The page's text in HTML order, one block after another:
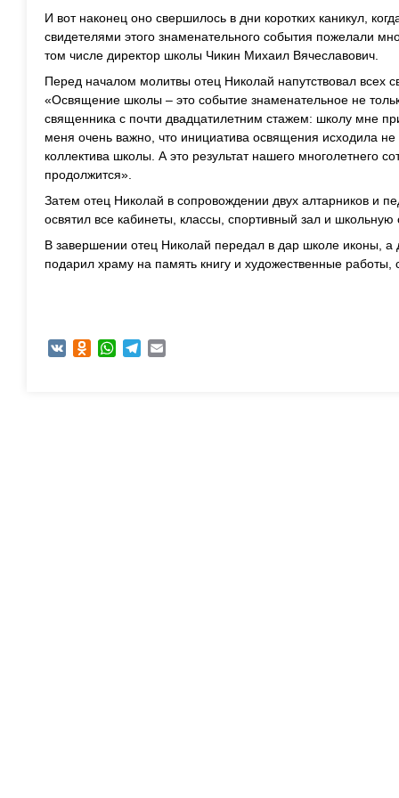
И вот наконец оно свершилось в дни коротких каникул,
свидетелями этого знаменательного события пожелали
том числе директор школы Чикин Михаил Вячеславович.
Перед началом молитвы отец Николай напутствовал всех
«Освящение школы – это событие знаменательное не
священника с почти двадцатилетним стажем: школу мне
меня очень важно, что инициатива освящения исходила не
коллектива школы. А это результат нашего многолетнего
продолжится».
Затем отец Николай в сопровождении двух алтарников и
освятил все кабинеты, классы, спортивный зал и школьную
В завершении отец Николай передал в дар школе иконы,
подарил храму на память книгу и художественные
VK Odnoklassniki
WhatsAppTelegram